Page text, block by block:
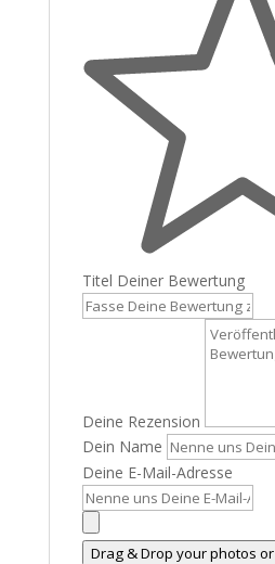
Titel Deiner Bewertung
Deine Rezension
Dein Name
Deine E-Mail-Adresse
Drag & Drop your photos or